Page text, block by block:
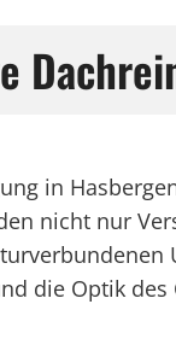
in
nicht nur
die Optik des